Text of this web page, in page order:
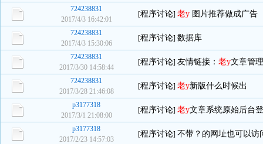
724238831
2017/4/3 16:42:01
[程序讨论] 老y 图片推荐做成广告
724238831
2017/4/3 15:30:06
[程序讨论] 数据库
724238831
2017/3/30 14:58:44
[程序讨论] 友情链接： 老y文章管
724238831
2017/3/28 21:46:08
[程序讨论] 老y新版什么时候出
p3177318
2017/3/1 21:08:00
[程序讨论] 老y文章系统原始后台
p3177318
2017/2/23 14:57:03
[程序讨论] 不带？的网址也可以访